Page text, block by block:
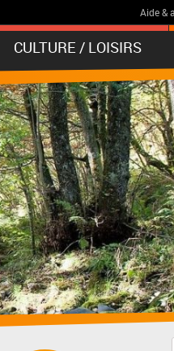
Aide &
CULTURE / LOISIRS